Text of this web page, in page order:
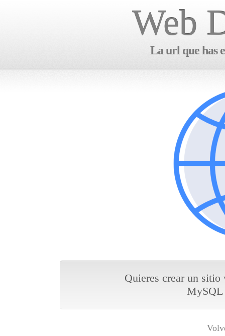
Web
La url que has
Quieres crear un sitio
MySQL